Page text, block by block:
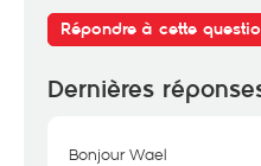
Répondre à cette
Dernières
Bonjour Wael